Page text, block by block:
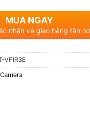
MUA NGAY
nhận và giao hàng tận
VFIR3E